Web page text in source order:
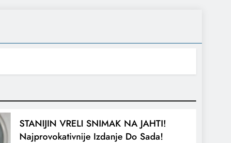
STANIJIN VRELI SNIMAK NA JAHTI!
Najprovokativnije Izdanje Do Sada!